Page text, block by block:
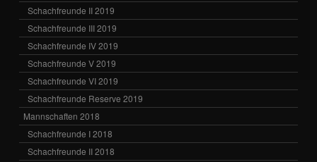
Schachfreunde II 2019
Schachfreunde III 2019
Schachfreunde IV 2019
Schachfreunde V 2019
Schachfreunde VI 2019
Schachfreunde Reserve 2019
Mannschaften 2018
Schachfreunde I 2018
Schachfreunde II 2018